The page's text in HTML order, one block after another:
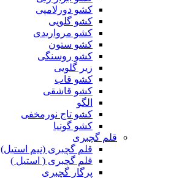
کشو دورلامپی
کشو گلویی
کشو مرواریدی
کشو ستون
کشو روسنگی
زیر گلویی
کشو قاب
کشو قاشقی
الگو
کشو تاج نورمخفی
کشو گونیا
قلم گچبری
قلم گچبری (نیم استیل)
قلم گچبری ( استیل )
پرگار گچبری